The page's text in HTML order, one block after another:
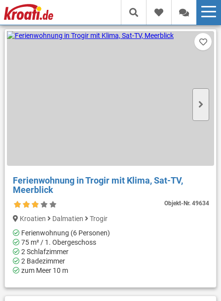
Ferienwohnung in Trogir mit Klima, Sat-TV,
Meerblick
Objekt-Nr.49634
Kroatien Dalmatien
Trogir
Ferienwohnung (6 Personen)
75 m² / 1. Obergeschoss
2 Schlafzimmer
2 Badezimmer
zum Meer 10 m